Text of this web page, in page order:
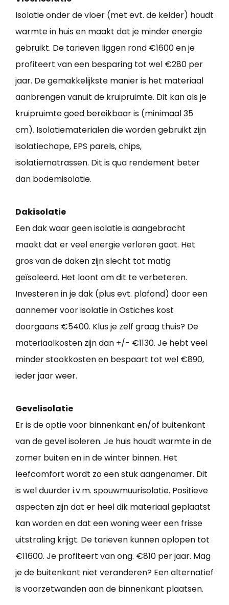
Isolatie onder de vloer (met evt. de kelder) houdt
warmte in huis en maakt dat je minder energie
gebruikt. De tarieven liggen rond €1600 en je
profiteert van een besparing tot wel €280 per
jaar. De gemakkelijkste manier is het materiaal
aanbrengen vanuit de kruipruimte. Dit kan als je
kruipruimte goed bereikbaar is (minimaal 35
cm). Isolatiematerialen die worden gebruikt zijn
isolatiechape, EPS parels, chips,
isolatiematrassen. Dit is qua rendement beter
dan bodemisolatie.
Dakisolatie
Een dak waar geen isolatie is aangebracht
maakt dat er veel energie verloren gaat. Het
gros van de daken zijn slecht tot matig
geïsoleerd. Het loont om dit te verbeteren.
Investeren in je dak (plus evt. plafond) door een
aannemer voor isolatie in Ostiches kost
doorgaans €5400. Klus je zelf graag thuis? De
materiaalkosten zijn dan +/- €1130. Je hebt veel
minder stookkosten en bespaart tot wel €890,
ieder jaar weer.
Gevelisolatie
Er is de optie voor binnenkant en/of buitenkant
van de gevel isoleren. Je huis houdt warmte in de
zomer buiten en in de winter binnen. Het
leefcomfort wordt zo een stuk aangenamer. Dit
is wel duurder i.v.m. spouwmuurisolatie. Positieve
aspecten zijn dat er heel dik materiaal geplaatst
kan worden en dat een woning weer een frisse
uitstraling krijgt. De tarieven kunnen oplopen tot
€11600. Je profiteert van ong. €810 per jaar. Mag
je de buitenkant niet veranderen? Een alternatief
is voorzetwanden aan de binnenkant plaatsen.